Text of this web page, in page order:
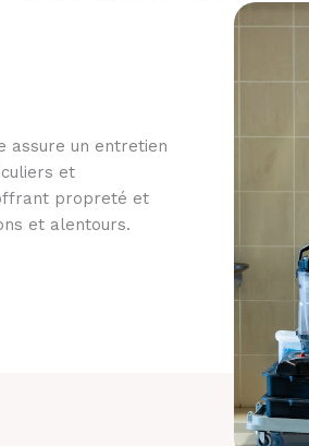
assure un entretien
et
propreté et
et alentours.